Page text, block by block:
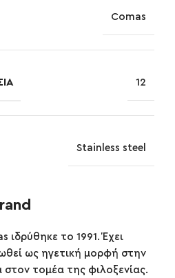
Comas
12
Stainless steel
ιδρύθηκε το 1991. Έχει
ως ηγετική μορφή στην
στον τομέα της φιλοξενίας.